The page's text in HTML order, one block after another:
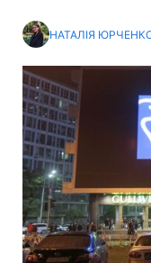
НАТАЛІЯ